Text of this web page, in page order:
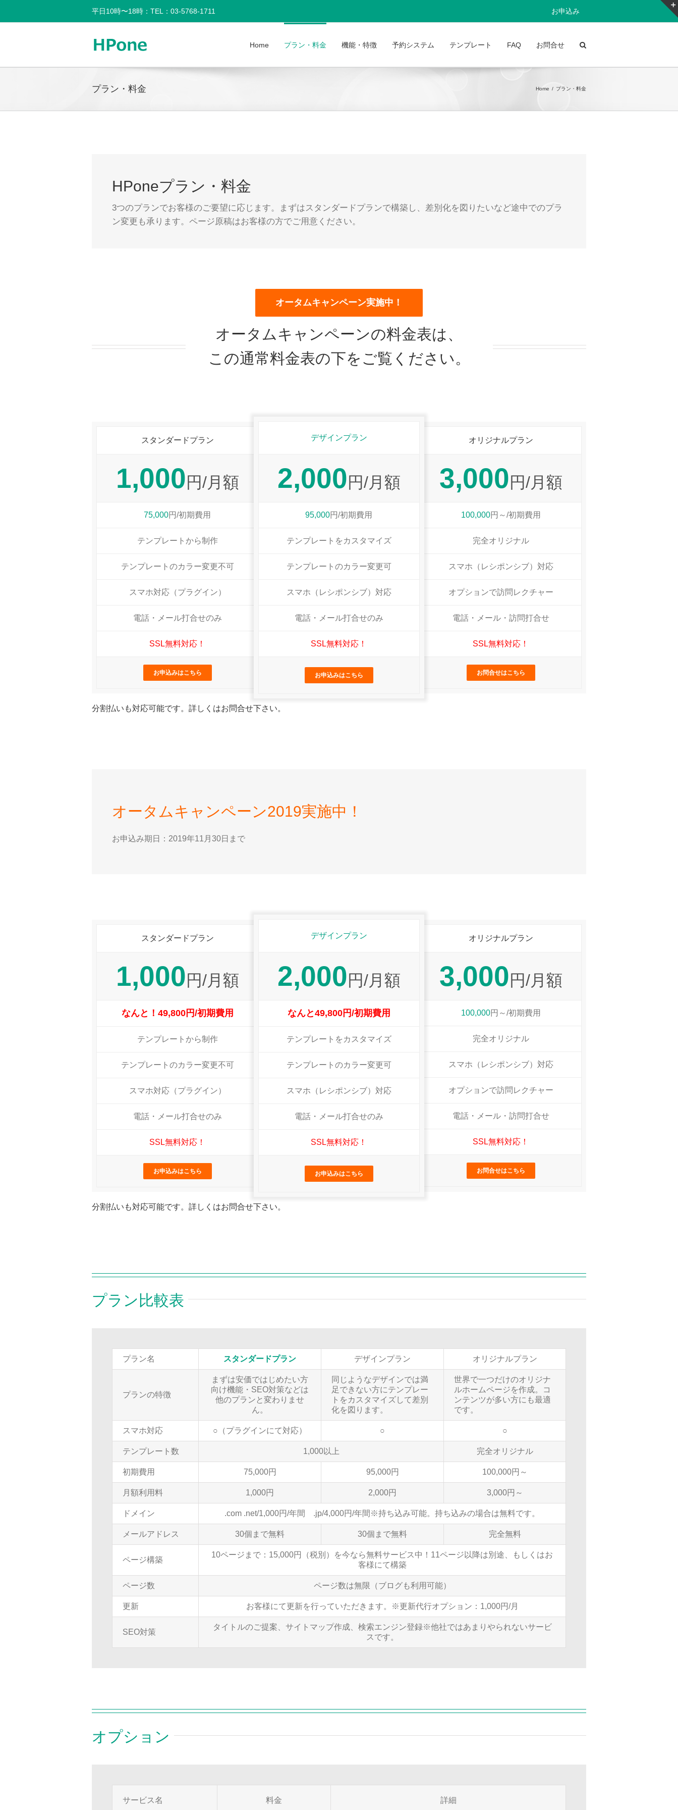
平日10時〜18時：TEL：03-5768-1711 お申込み
Home プラン・料金 機能・特徴 予約システム テンプレート FAQ お問合せ
プラン・料金 Home / プラン・料金
HPoneプラン・料金
3つのプランでお客様のご要望に応じます。まずはスタンダードプランで構築し、差別化を図りたいなど途中でのプラ
ン変更も承ります。ページ原稿はお客様の方でご用意ください。
オータムキャンペーン実施中！
オータムキャンペーンの料金表は、
この通常料金表の下をご覧ください。
スタンダードプラン
1,000円/月額
75,000円/初期費用
テンプレートから制作
テンプレートのカラー変更不可
スマホ対応（プラグイン）
電話・メール打合せのみ
SSL無料対応！
お申込みはこちら
デザインプラン
2,000円/月額
95,000円/初期費用
テンプレートをカスタマイズ
テンプレートのカラー変更可
スマホ（レシポンシブ）対応
電話・メール打合せのみ
SSL無料対応！
お申込みはこちら
オリジナルプラン
3,000円/月額
100,000円～/初期費用
完全オリジナル
スマホ（レシポンシブ）対応
オプションで訪問レクチャー
電話・メール・訪問打合せ
SSL無料対応！
お問合せはこちら
分割払いも対応可能です。詳しくはお問合せ下さい。
オータムキャンペーン2019実施中！
お申込み期日：2019年11月30日まで
スタンダードプラン
1,000円/月額
なんと！49,800円/初期費用
テンプレートから制作
テンプレートのカラー変更不可
スマホ対応（プラグイン）
電話・メール打合せのみ
SSL無料対応！
お申込みはこちら
デザインプラン
2,000円/月額
なんと49,800円/初期費用
テンプレートをカスタマイズ
テンプレートのカラー変更可
スマホ（レシポンシブ）対応
電話・メール打合せのみ
SSL無料対応！
お申込みはこちら
オリジナルプラン
3,000円/月額
100,000円～/初期費用
完全オリジナル
スマホ（レシポンシブ）対応
オプションで訪問レクチャー
電話・メール・訪問打合せ
SSL無料対応！
お問合せはこちら
分割払いも対応可能です。詳しくはお問合せ下さい。
プラン比較表
プラン名 スタンダードプラン デザインプラン オリジナルプラン
プランの特徴
まずは安価ではじめたい方
向け機能・SEO対策などは
他のプランと変わりませ
ん。
同じようなデザインでは満
足できない方にテンプレー
トをカスタマイズして差別
化を図ります。
世界で一つだけのオリジナ
ルホームページを作成。コ
ンテンツが多い方にも最適
です。
スマホ対応 ○（プラグインにて対応） ○ ○
テンプレート数 1,000以上 完全オリジナル
初期費用 75,000円 95,000円 100,000円～
月額利用料 1,000円 2,000円 3,000円～
ドメイン .com .net/1,000円/年間 .jp/4,000円/年間※持ち込み可能。持ち込みの場合は無料です。
メールアドレス 30個まで無料 30個まで無料 完全無料
ページ構築
10ページまで：15,000円（税別）を今なら無料サービス中！11ページ以降は別途、もしくはお
客様にて構築
ページ数 ページ数は無限（ブログも利用可能）
更新 お客様にて更新を行っていただきます。※更新代行オプション：1,000円/月
SEO対策
タイトルのご提案、サイトマップ作成、検索エンジン登録※他社ではあまりやられないサービ
スです。
オプション
サービス名 料金 詳細